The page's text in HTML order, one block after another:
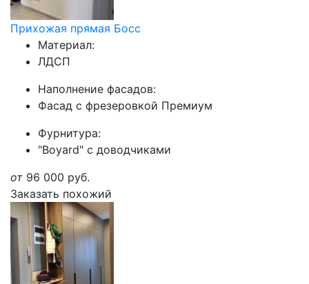
Прихожая прямая Босс
Материал:
ЛДСП
Наполнение фасадов:
Фасад с фрезеровкой Премиум
Фурнитура:
"Boyard" с доводчиками
от 96 000 руб.
Заказать похожий